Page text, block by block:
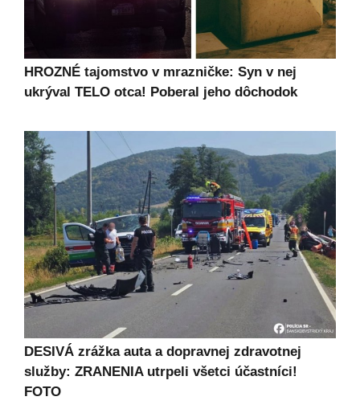
HROZNÉ tajomstvo v mrazničke: Syn v nej
ukrýval TELO otca! Poberal jeho dôchodok
DESIVÁ zrážka auta a dopravnej zdravotnej
služby: ZRANENIA utrpeli všetci účastníci!
FOTO